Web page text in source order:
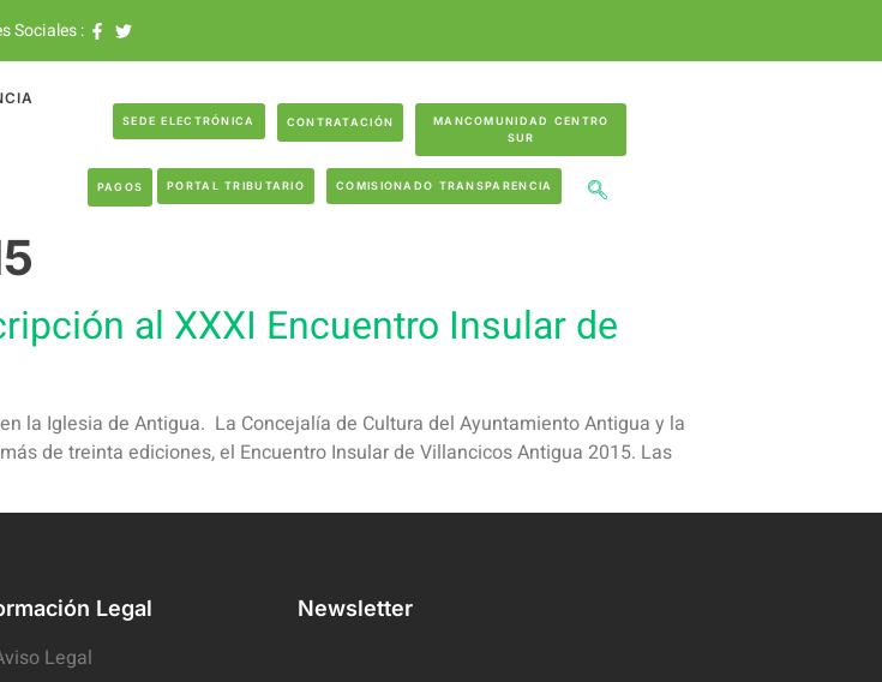
Sociales :
SEDE ELECTRÓNICA CONTRATACIÓN
MANCOMUNIDAD CENTRO
SUR
PAGOS PORTAL TRIBUTARIO COMISIONADO TRANSPARENCIA
al XXXI Encuentro Insular de
la Iglesia de Antigua. La Concejalía de Cultura del Ayuntamiento Antigua y la
de treinta ediciones, el Encuentro Insular de Villancicos Antigua 2015. Las
Legal
Legal
Newsletter